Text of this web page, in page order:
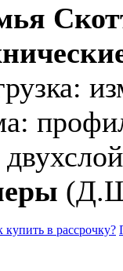
купить в рассрочку?